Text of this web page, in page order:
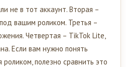
не в тот аккаунт. Вторая –
вашим роликом. Третья –
Четвертая – TikTok Lite,
Если вам нужно понять
полезно сравнить это